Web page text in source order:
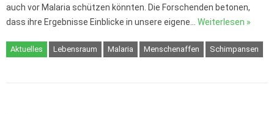
auch vor Malaria schützen könnten. Die Forschenden betonen,
dass ihre Ergebnisse Einblicke in unsere eigene… Weiterlesen »
Aktuelles Lebensraum Malaria Menschenaffen Schimpansen